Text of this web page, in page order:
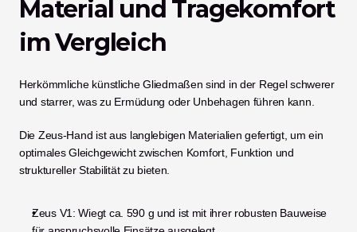
Material und Tragekomfort
im Vergleich
Herkömmliche künstliche Gliedmaßen sind in der Regel schwerer
und starrer, was zu Ermüdung oder Unbehagen führen kann.
Die Zeus-Hand ist aus langlebigen Materialien gefertigt, um ein
optimales Gleichgewicht zwischen Komfort, Funktion und
struktureller Stabilität zu bieten.
Zeus V1: Wiegt ca. 590 g und ist mit ihrer robusten Bauweise